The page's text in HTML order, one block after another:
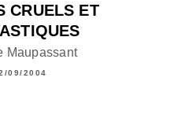
CRUELS ET
Maupassant
09/2004